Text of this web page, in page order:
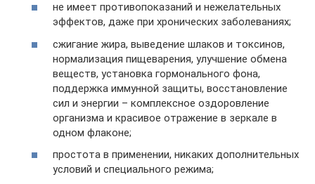
не имеет противопоказаний и нежелательных
эффектов, даже при хронических заболеваниях;
сжигание жира, выведение шлаков и токсинов,
нормализация пищеварения, улучшение обмена
веществ, установка гормонального фона,
поддержка иммунной защиты, восстановление
сил и энергии – комплексное оздоровление
организма и красивое отражение в зеркале в
одном флаконе;
простота в применении, никаких дополнительных
условий и специального режима;